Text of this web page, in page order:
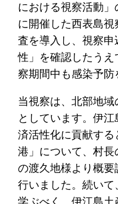
における視察活動」
に開催した西表島
査を導入し、視察
性」を確認したう
察期間中も感染予防
当視察は、北部地
としています。伊
済活性化に貢献す
港」について、村
の渡久地様より概
行いました。続い